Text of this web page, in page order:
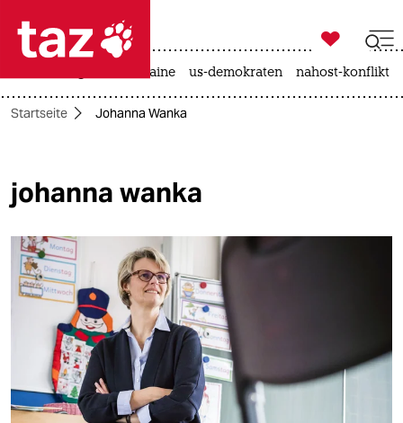
 taz zahl ich
taz zahl ich
politik
öko
gesellschaft
kultur
sport
berlin

taz zahl ich
krieg in der ukraine us-demokraten nahost-konflikt
Startseite Johanna Wanka
johanna wanka